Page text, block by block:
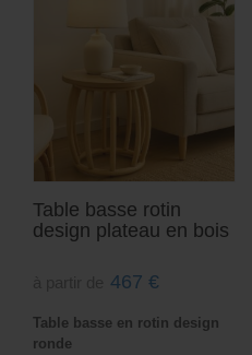
Table basse rotin
design plateau en bois
467 €
Table basse en rotin design
ronde